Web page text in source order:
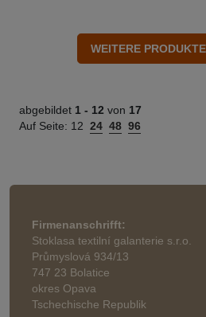
abgebildet 1 - 12 von 17
Auf Seite: 12 24 48 96
Firmenanschrifft:
Stoklasa textilní galanterie s.r.o.
Průmyslová 934/13
747 23 Bolatice
okres Opava
Tschechische Republik